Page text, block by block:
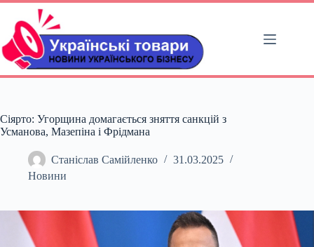
Перейти
вмісту
Сіярто: Угорщина домагається зняття санкцій з
Усманова, Мазепіна і Фрідмана
Станіслав Самійленко
31.03.2025
Новини